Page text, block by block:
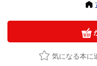
気になる本に